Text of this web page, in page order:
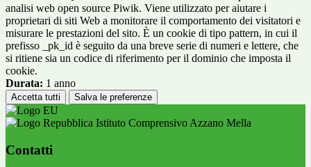
analisi web open source Piwik. Viene utilizzato per aiutare i
proprietari di siti Web a monitorare il comportamento dei visitatori e
misurare le prestazioni del sito. È un cookie di tipo pattern, in cui il
prefisso _pk_id è seguito da una breve serie di numeri e lettere, che
si ritiene sia un codice di riferimento per il dominio che imposta il
cookie.
Durata: 1 anno
Accetta tutti Salva le preferenze
Istituto Comprensivo Azzano Mella
Contatti